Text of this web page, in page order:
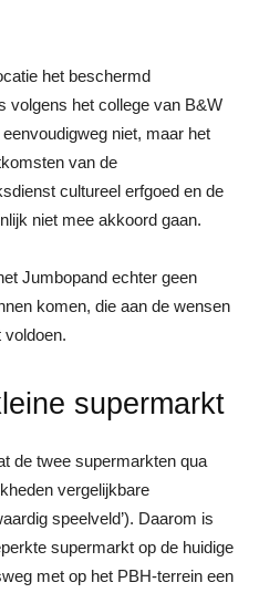
het beschermd
volgens het college van B&W
niet, maar het
van de
cultureel erfgoed en de
niet mee akkoord gaan.
Jumbopand echter geen
komen, die aan de wensen
voldoen.
supermarkt
de twee supermarkten qua
vergelijkbare
speelveld’). Daarom is
supermarkt op de huidige
met op het PBH-terrein een